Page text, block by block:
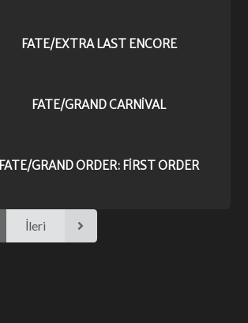
FATE/EXTRA LAST ENCORE
FATE/GRAND CARNIVAL
FATE/GRAND ORDER: FIRST ORDER
İleri